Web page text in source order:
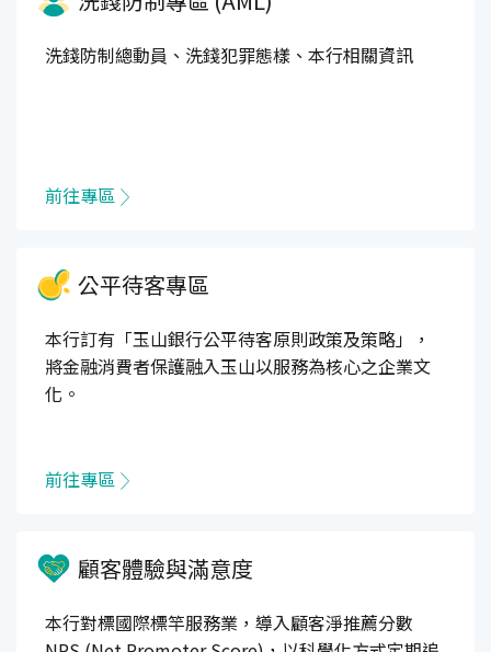
洗錢防制總動員、洗錢犯罪態樣、本行相關資訊
前往專區
公平待客專區
本行訂有「玉山銀行公平待客原則政策及策略」，
將金融消費者保護融入玉山以服務為核心之企業文
化。
前往專區
顧客體驗與滿意度
本行對標國際標竿服務業，導入顧客淨推薦分數